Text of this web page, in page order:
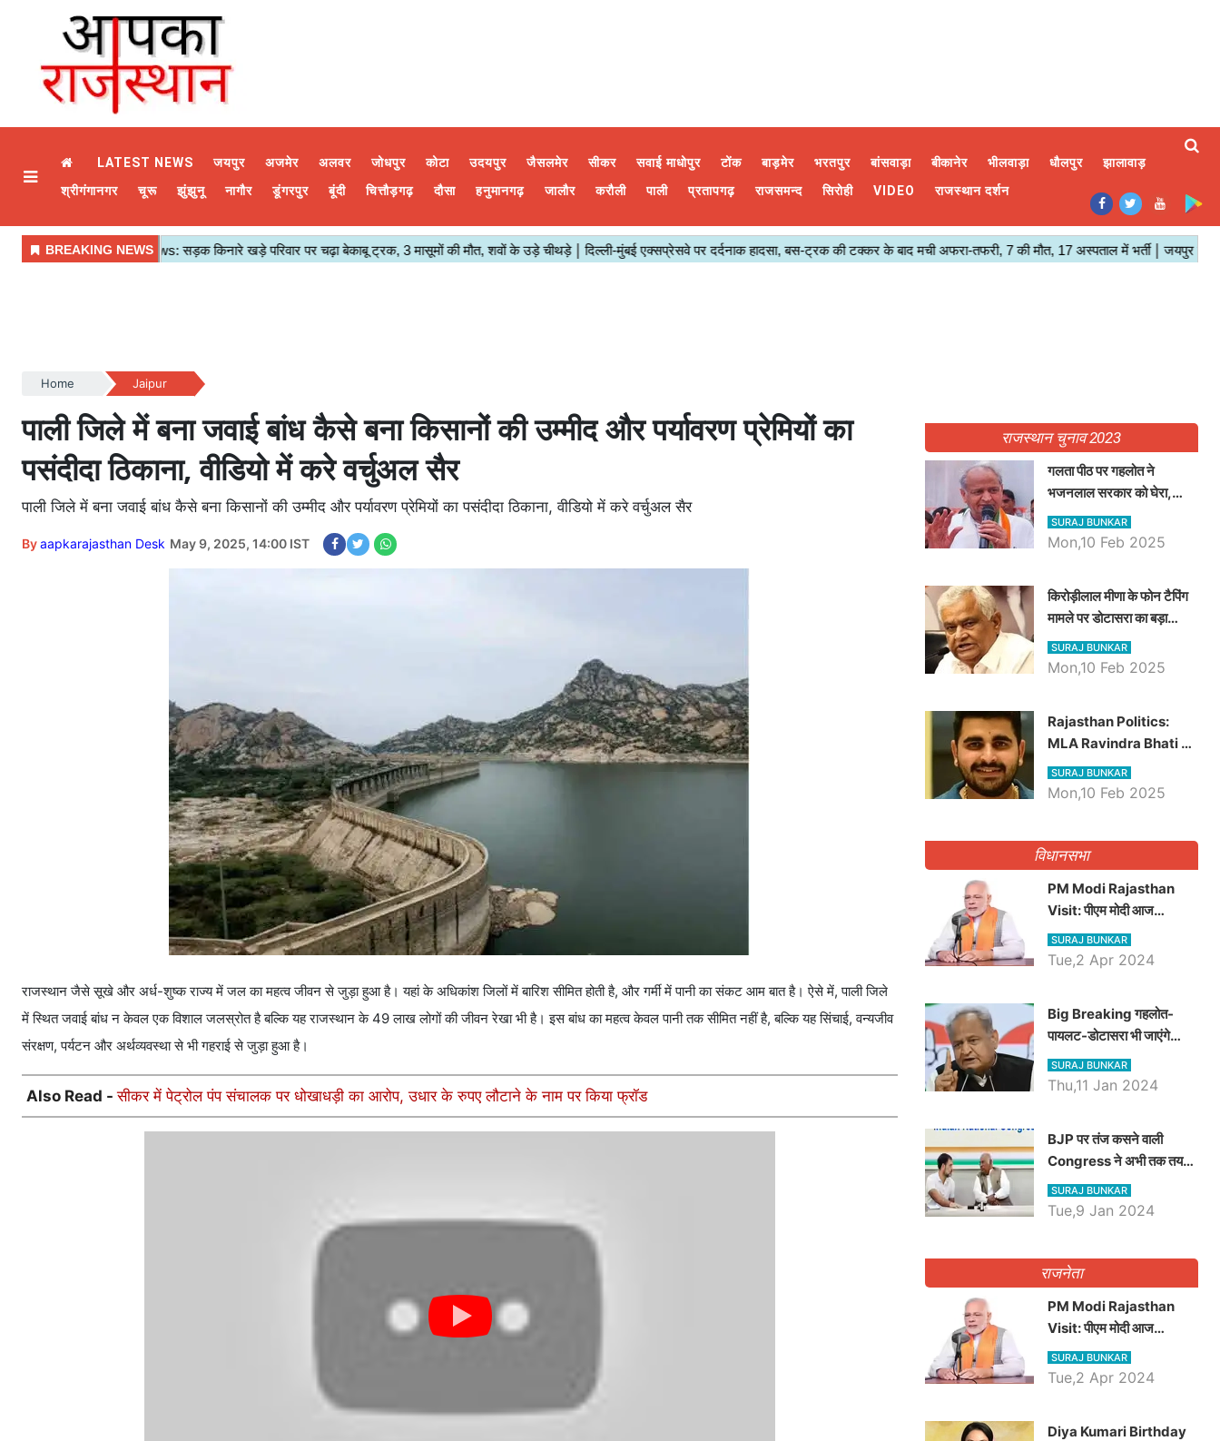
LATEST NEWS जयपुर अजमेर अलवर जोधपुर कोटा उदयपुर जैसलमेर सीकर सवाई माधोपुर टोंक बाड़मेर भरतपुर बांसवाड़ा बीकानेर भीलवाड़ा धौलपुर
झालावाड़
श्रीगंगानगर
चूरू झुंझुनू नागौर डूंगरपुर बूंदी चित्तौड़गढ़ दौसा हनुमानगढ़ जालौर करौली पाली प्रतापगढ़ राजसमन्द सिरोही VIDEO राजस्थान दर्शन
Home Jaipur
पाली जिले में बना जवाई बांध कैसे बना किसानों की उम्मीद और पर्यावरण प्रेमियों का
पसंदीदा ठिकाना, वीडियो में करे वर्चुअल सैर
पाली जिले में बना जवाई बांध कैसे बना किसानों की उम्मीद और पर्यावरण प्रेमियों का पसंदीदा ठिकाना, वीडियो में करे वर्चुअल सैर
Byaapkarajasthan Desk May 9, 2025, 14:00 IST
राजस्थान जैसे सूखे और अर्ध-शुष्क राज्य में जल का महत्व जीवन से जुड़ा हुआ है। यहां के अधिकांश जिलों में बारिश सीमित होती है, और गर्मी में पानी का संकट आम बात है। ऐसे में, पाली जिले
में स्थित जवाई बांध न केवल एक विशाल जलस्रोत है बल्कि यह राजस्थान के 49 लाख लोगों की जीवन रेखा भी है। इस बांध का महत्व केवल पानी तक सीमित नहीं है, बल्कि यह सिंचाई, वन्यजीव
संरक्षण, पर्यटन और अर्थव्यवस्था से भी गहराई से जुड़ा हुआ है।
Also Read -सीकर में पेट्रोल पंप संचालक पर धोखाधड़ी का आरोप, उधार के रुपए लौटाने के नाम पर किया फ्रॉड
राजस्थान चुनाव 2023
गलता पीठ पर गहलोत ने
भजनलाल सरकार को घेरा,
Video में देखें अब तक बड़ी
खबरें
SURAJ BUNKAR
Mon,10 Feb 2025
किरोड़ीलाल मीणा के फोन टैपिंग
मामले पर डोटासरा का बड़ा
आरोप, वीडियो में देखें AZ बड़ी
खबरें
SURAJ BUNKAR
Mon,10 Feb 2025
Rajasthan Politics:
MLA Ravindra Bhati ने
प्रदेश की शिक्षा व्यवस्था पर
उठाए सवाल, Madan
SURAJ BUNKAR
Mon,10 Feb 2025
विधानसभा
PM Modi Rajasthan
Visit: पीएम मोदी आज
राजस्थान में कोटपूतली में करेंगे
विशाल रैली, एक सभा से 8 सीटों
SURAJ BUNKAR
Tue,2 Apr 2024
Big Breaking गहलोत-
पायलट-डोटासरा भी जाएंगे
अयोध्या, करेंगे रामलला के दर्शन
SURAJ BUNKAR
Thu,11 Jan 2024
BJP पर तंज कसने वाली
Congress ने अभी तक तय
नहीं किया नेता प्रतिपक्ष, जानें
कौन होगा दावेदार
SURAJ BUNKAR
Tue,9 Jan 2024
राजनेता
PM Modi Rajasthan
Visit: पीएम मोदी आज
राजस्थान में कोटपूतली में करेंगे
विशाल रैली, एक सभा से 8 सीटों
SURAJ BUNKAR
Tue,2 Apr 2024
Diya Kumari Birthday